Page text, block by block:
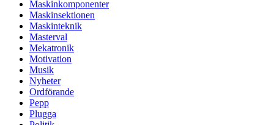
Maskinkomponenter
Maskinsektionen
Maskinteknik
Masterval
Mekatronik
Motivation
Musik
Nyheter
Ordförande
Pepp
Plugga